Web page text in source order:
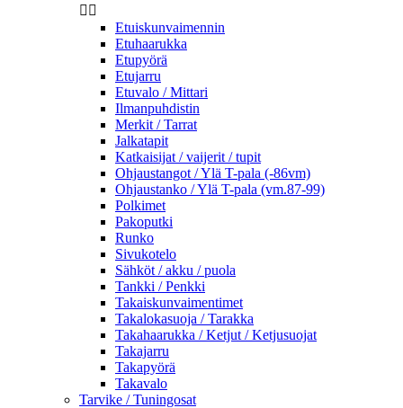
 
Etuiskunvaimennin
Etuhaarukka
Etupyörä
Etujarru
Etuvalo / Mittari
Ilmanpuhdistin
Merkit / Tarrat
Jalkatapit
Katkaisijat / vaijerit / tupit
Ohjaustangot / Ylä T-pala (-86vm)
Ohjaustanko / Ylä T-pala (vm.87-99)
Polkimet
Pakoputki
Runko
Sivukotelo
Sähköt / akku / puola
Tankki / Penkki
Takaiskunvaimentimet
Takalokasuoja / Tarakka
Takahaarukka / Ketjut / Ketjusuojat
Takajarru
Takapyörä
Takavalo
Tarvike / Tuningosat